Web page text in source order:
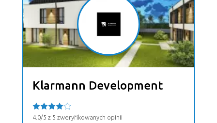
Klarmann Development
4.0/5 z 5 zweryfikowanych opinii